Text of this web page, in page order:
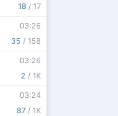
18 / 17
35 / 158
03:26
2 / 1K
03:26
87 / 1K
03:24